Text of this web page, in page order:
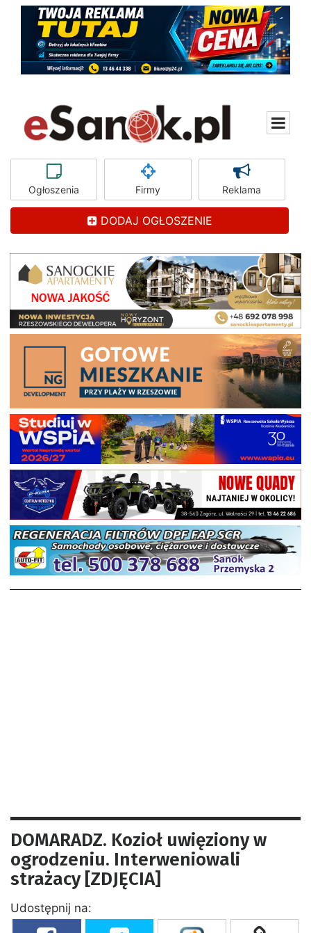
Ogłoszenia Firmy Reklama
DODAJ OGŁOSZENIE
DOMARADZ. Kozioł uwięziony w
ogrodzeniu. Interweniowali
strażacy [ZDJĘCIA]
Udostępnij na: